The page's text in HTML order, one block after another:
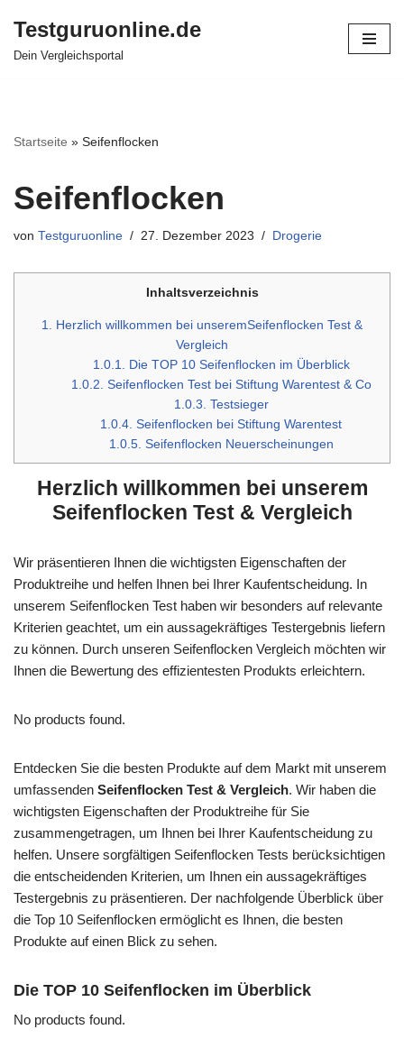
Zum
Testguruonline.de
Dein Vergleichsportal
Startseite » Seifenflocken
Seifenflocken
von Testguruonline 27. Dezember 2023 Drogerie
Inhaltsverzeichnis
1. Herzlich willkommen bei unseremSeifenflocken Test &
Vergleich
1.0.1. Die TOP 10 Seifenflocken im Überblick
1.0.2. Seifenflocken Test bei Stiftung Warentest & Co
1.0.3. Testsieger
1.0.4. Seifenflocken bei Stiftung Warentest
1.0.5. Seifenflocken Neuerscheinungen
Herzlich willkommen bei unserem
Seifenflocken Test & Vergleich
Wir präsentieren Ihnen die wichtigsten Eigenschaften der
Produktreihe und helfen Ihnen bei Ihrer Kaufentscheidung. In
unserem Seifenflocken Test haben wir besonders auf relevante
Kriterien geachtet, um ein aussagekräftiges Testergebnis liefern
zu können. Durch unseren Seifenflocken Vergleich möchten wir
Ihnen die Bewertung des effizientesten Produkts erleichtern.
No products found.
Entdecken Sie die besten Produkte auf dem Markt mit unserem
umfassenden Seifenflocken Test & Vergleich. Wir haben die
wichtigsten Eigenschaften der Produktreihe für Sie
zusammengetragen, um Ihnen bei Ihrer Kaufentscheidung zu
helfen. Unsere sorgfältigen Seifenflocken Tests berücksichtigen
die entscheidenden Kriterien, um Ihnen ein aussagekräftiges
Testergebnis zu präsentieren. Der nachfolgende Überblick über
die Top 10 Seifenflocken ermöglicht es Ihnen, die besten
Produkte auf einen Blick zu sehen.
Die TOP 10 Seifenflocken im Überblick
No products found.